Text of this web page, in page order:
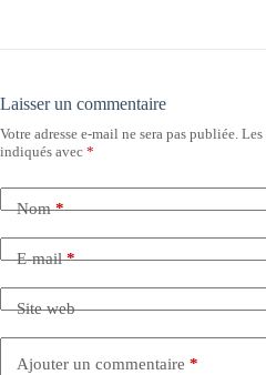
Laisser un commentaire
Votre adresse e-mail ne sera pas publiée.
indiqués avec *
Nom*
E-mail*
Site web
Ajouter un commentaire *